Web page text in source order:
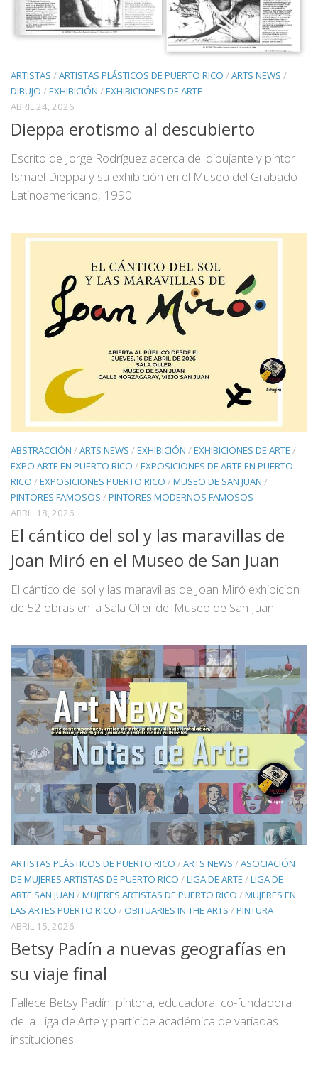
ARTISTAS /ARTISTAS PLÁSTICOS DE PUERTO RICO /ARTS NEWS /
DIBUJO /EXHIBICIÓN /EXHIBICIONES DE ARTE
ABRIL 24, 2026
Dieppa erotismo al descubierto
Escrito de Jorge Rodríguez acerca del dibujante y pintor
Ismael Dieppa y su exhibición en el Museo del Grabado
Latinoamericano, 1990
ABSTRACCIÓN /ARTS NEWS /EXHIBICIÓN /EXHIBICIONES DE ARTE /
EXPO ARTE EN PUERTO RICO /EXPOSICIONES DE ARTE EN PUERTO
RICO /EXPOSICIONES PUERTO RICO /MUSEO DE SAN JUAN /
PINTORES FAMOSOS /PINTORES MODERNOS FAMOSOS
ABRIL 18, 2026
El cántico del sol y las maravillas de
Joan Miró en el Museo de San Juan
El cántico del sol y las maravillas de Joan Miró exhibicion
de 52 obras en la Sala Oller del Museo de San Juan
ARTISTAS PLÁSTICOS DE PUERTO RICO /ARTS NEWS /ASOCIACIÓN
DE MUJERES ARTISTAS DE PUERTO RICO /LIGA DE ARTE /LIGA DE
ARTE SAN JUAN /MUJERES ARTISTAS DE PUERTO RICO /MUJERES EN
LAS ARTES PUERTO RICO / OBITUARIES IN THE ARTS /PINTURA
ABRIL 15, 2026
Betsy Padín a nuevas geografías en
su viaje final
Fallece Betsy Padín, pintora, educadora, co-fundadora
de la Liga de Arte y participe académica de variadas
instituciones.